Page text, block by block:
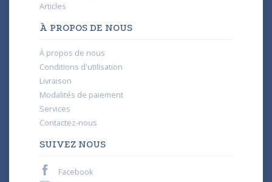
Articles
À PROPOS DE NOUS
À propos de nous
Conditions d'utilisation
Livraison
Modalités de paiement
Services
Contactez-nous
SUIVEZ NOUS
Facebook